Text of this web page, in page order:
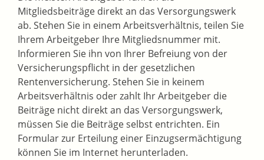
Mitgliedsbeiträge direkt an das Versorgungswerk
ab. Stehen Sie in einem Arbeitsverhältnis, teilen Sie
Ihrem Arbeitgeber Ihre Mitgliedsnummer mit.
Informieren Sie ihn von Ihrer Befreiung von der
Versicherungspflicht in der gesetzlichen
Rentenversicherung. Stehen Sie in keinem
Arbeitsverhältnis oder zahlt Ihr Arbeitgeber die
Beiträge nicht direkt an das Versorgungswerk,
müssen Sie die Beiträge selbst entrichten. Ein
Formular zur Erteilung einer Einzugsermächtigung
können Sie im Internet herunterladen.